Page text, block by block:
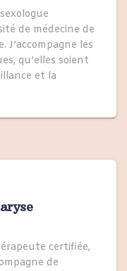
de médecine de
les
qu’elles soient
et la
certifiée,
de